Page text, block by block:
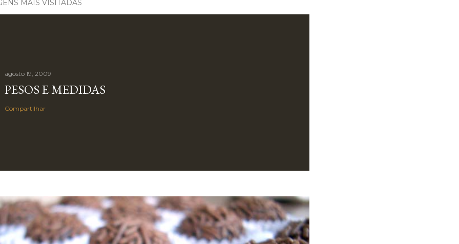
MAIS VISITADAS
agosto 19, 2009
PESOS E MEDIDAS
Compartilhar